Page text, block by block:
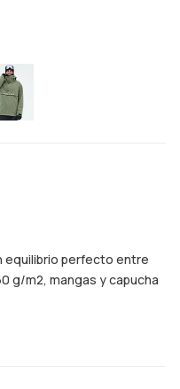
equilibrio perfecto entre
g/m2, mangas y capucha